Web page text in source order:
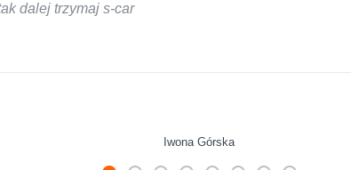
dalej trzymaj s-car
Iwona Górska